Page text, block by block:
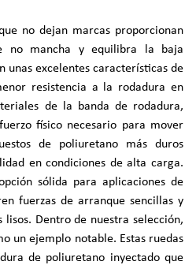
no dejan marcas proporcionan
no mancha y equilibra la baja
unas excelentes características de
resistencia a la rodadura en
de la banda de rodadura,
físico necesario para mover
de poliuretano más duros
en condiciones de alta carga.
sólida para aplicaciones de
fuerzas de arranque sencillas y
Dentro de nuestra selección,
un ejemplo notable. Estas ruedas
de poliuretano inyectado que